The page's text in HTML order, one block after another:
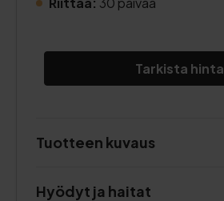
Tarkista hinta
Tuotteen kuvaus
Hyödyt ja haitat